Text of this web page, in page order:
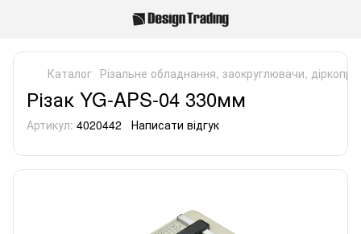
Каталог Різальне обладнання, заокруглювачи,
Різак YG-APS-04 330мм
Артикул: 4020442 Написати відгук